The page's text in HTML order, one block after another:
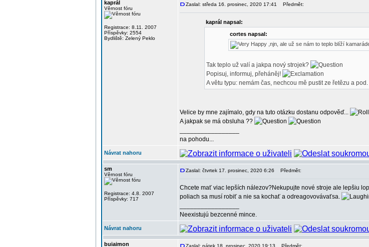
kaprál
Věrnost fóru
Registrace: 8.11. 2007
Příspěvky: 2554
Bydliště: Zelený Peklo
Zaslal: středa 16. prosinec, 2020 17:41 Předmět:
kaprál napsal:
cortes napsal:
,njn, ale už se nám to teplo blíží
Tak teplo už valí a jakpa nový strojek?
Popisuj, informuj, přeháněj!
A větu typu: nemám čas, nechcou mě pustit ze řetězu a
Velice by mne zajímalo, gdy na tuto otázku dostanu odpověď...
A jakpak se má obsluha ??
na pohodu...
Návrat nahoru
sm
Věrnost fóru
Registrace: 4.8. 2007
Příspěvky: 717
Zaslal: čtvrtek 17. prosinec, 2020 6:26 Předmět:
Chcete mať viac lepších nálezov?Nekupujte nové stroje ale lepšiu
poliach sa musí robiť a nie sa kochať a odreagovovávaťsa.
Neexistujú bezcenné mince.
Návrat nahoru
buiaimon Zaslal: pátek 18. prosinec, 2020 19:13 Předmět: